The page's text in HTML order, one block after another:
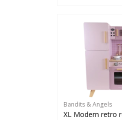
Bandits & Angels
XL Modern retro